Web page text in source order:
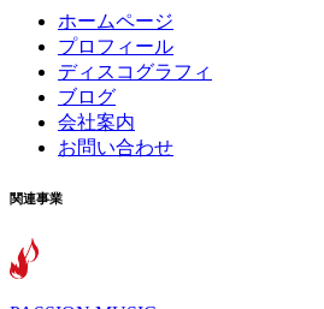
ホームページ
プロフィール
ディスコグラフィ
ブログ
会社案内
お問い合わせ
関連事業